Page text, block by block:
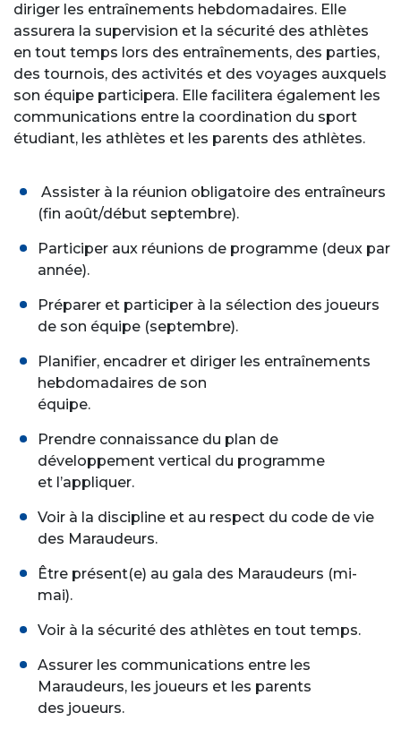
diriger les entraînements hebdomadaires. Elle
assurera la supervision et la sécurité des athlètes
en tout temps lors des entraînements, des parties,
des tournois, des activités et des voyages auxquels
son équipe participera. Elle facilitera également les
communications entre la coordination du sport
étudiant, les athlètes et les parents des athlètes.
Assister à la réunion obligatoire des entraîneurs
(fin août/début septembre).
Participer aux réunions de programme (deux par
année).
Préparer et participer à la sélection des joueurs
de son équipe (septembre).
Planifier, encadrer et diriger les entraînements
hebdomadaires de son
équipe.
Prendre connaissance du plan de
développement vertical du programme
et l’appliquer.
Voir à la discipline et au respect du code de vie
des Maraudeurs.
Être présent(e) au gala des Maraudeurs (mi-
mai).
Voir à la sécurité des athlètes en tout temps.
Assurer les communications entre les
Maraudeurs, les joueurs et les parents
des joueurs.